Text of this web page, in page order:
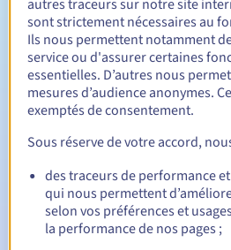
Durée de renouvellement
Période de rédemption
Notifications automatiques :
E-mails d'avertissement : 60, 30,
date d'échéance
autres traceurs sur notre site
sont strictement nécessaires au
Ils nous permettent notamment
service ou d'assurer certaines
essentielles. D’autres nous
mesures d’audience anonymes.
exemptés de consentement.
Sous réserve de votre accord,
des traceurs de performance
qui nous permettent
selon vos préférences et
la performance de nos pages ;